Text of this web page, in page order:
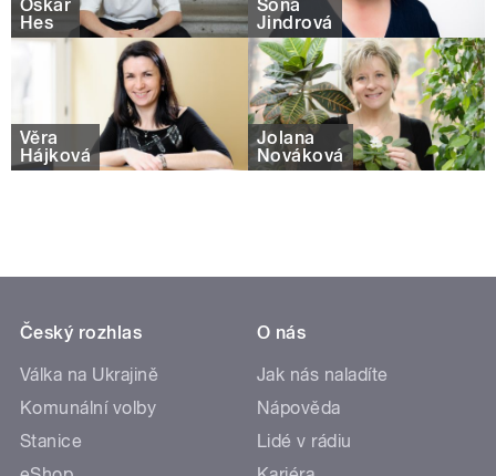
Oskar
Hes
Soňa
Jindrová
Věra
Hájková
Jolana
Nováková
Český rozhlas
Válka na Ukrajině
Komunální volby
Stanice
O nás
Jak nás naladíte
Nápověda
Lidé v rádiu